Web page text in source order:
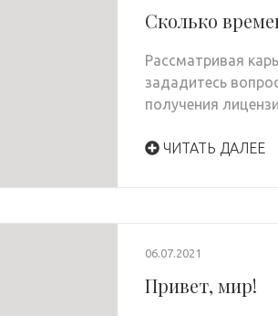
Сколько
Рассматривая
зададитесь
получения
ЧИТАТЬ ДАЛЕЕ
06.07.2021
Привет, мир!